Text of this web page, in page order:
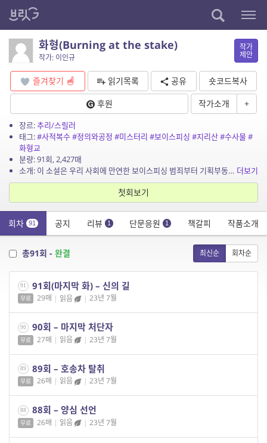
화형(Burning at the stake)
작가: 이인규
작가
제안
즐겨찾기 읽기목록 공유
숏코드복사
후원
작가소개 +
장르:추리/스릴러
태그:#사적복수#정의와공정 #미스터리 #보이스피싱 #지리산#수사물#
화형교
분량: 91회, 2,427매
소개: 이 소설은 우리 사회에 만연한 보이스피싱 범죄부터 기획부동산 사기, 종교계의 그루밍 성범죄, 음란물 제작·배포, 정치인 등 사회지도층의 위선과 타락 등 한계를 넘은 범죄까지 인간의... 더보기
첫회보기
회차 91 공지 리뷰 1 단문응원 1 책갈피 작품소개
총91회 - 완결 최신순 회차순
91 91회(마지막 화) – 신의 길
무료 29매 | 읽음 | 23년 7월
90 90회 – 마지막 처단자
무료 27매 | 읽음 | 23년 7월
89 89회 – 호송차 탈취
무료 26매 | 읽음 | 23년 7월
88 88회 – 양심 선언
무료 26매 | 읽음 | 23년 7월